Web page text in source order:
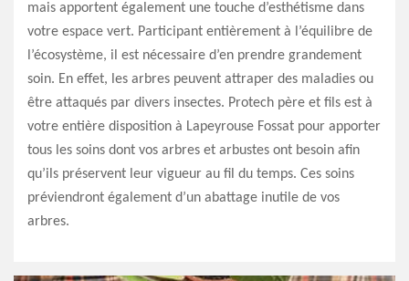
mais apportent également une touche d’esthétisme dans
votre espace vert. Participant entièrement à l’équilibre de
l’écosystème, il est nécessaire d’en prendre grandement
soin. En effet, les arbres peuvent attraper des maladies ou
être attaqués par divers insectes. Protech père et fils est à
votre entière disposition à Lapeyrouse Fossat pour apporter
tous les soins dont vos arbres et arbustes ont besoin afin
qu’ils préservent leur vigueur au fil du temps. Ces soins
préviendront également d’un abattage inutile de vos
arbres.